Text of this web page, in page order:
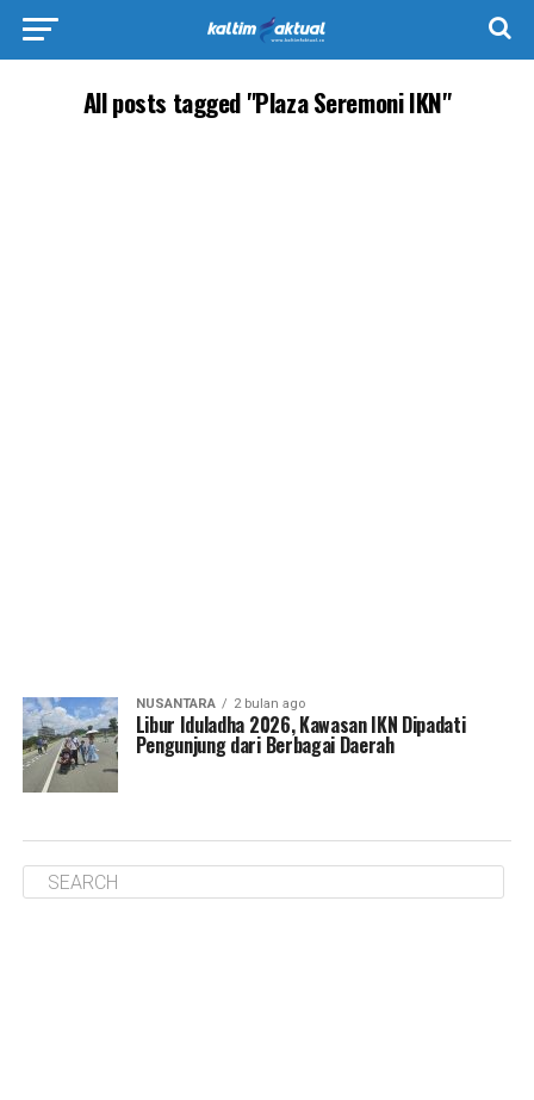
All posts tagged "Plaza Seremoni IKN"
NUSANTARA 2 bulan ago
Libur Iduladha 2026, Kawasan IKN Dipadati
Pengunjung dari Berbagai Daerah